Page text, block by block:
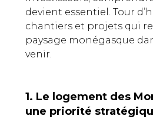
devient essentiel. Tour
chantiers et projets qui
paysage monégasque
venir.
1. Le logement des
une priorité